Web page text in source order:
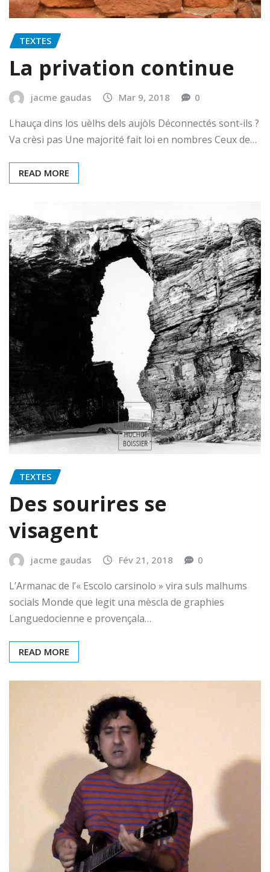
TEXTES
La privation continue
jacme gaudas Mar 9, 2018 0
Lhauça dins los uèlhs dels aujòls Déconnectés sont-ils ?
Va crèsi pas Une majorité fait loi en nombres Ceux de…
READ MORE
TEXTES
Des sourires se
visagent
jacme gaudas Fév 21, 2018 0
L’Armanac de l’« Escolo carsinolo » vira suls malhums
socials Monde que legit una mèscla de graphies
Languedocienne e provençala…
READ MORE